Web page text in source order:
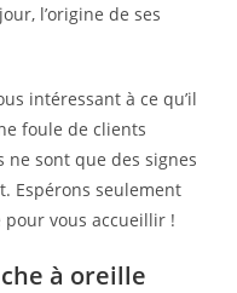
l’origine de ses
intéressant à ce qu’il
foule de clients
ne sont que des signes
Espérons seulement
pour vous accueillir !
à oreille